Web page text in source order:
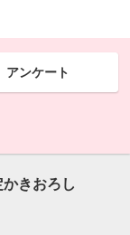
アンケート
かきおろし